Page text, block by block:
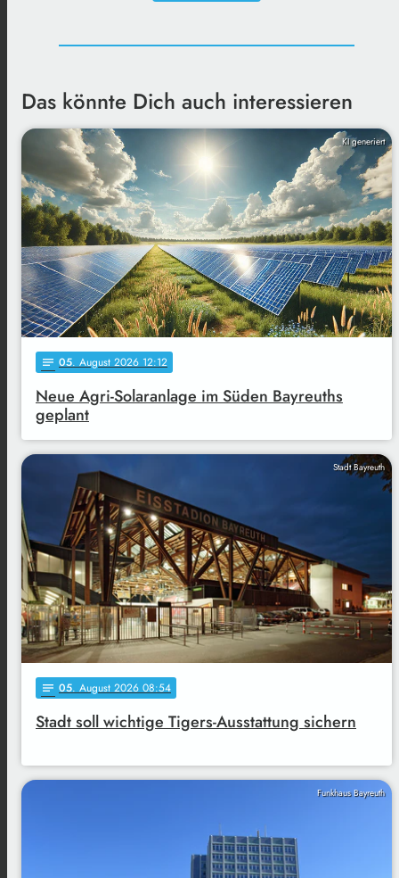
Das könnte Dich auch interessieren
KI generiert
notes 05. August 2026 12:12
Neue Agri-Solaranlage im Süden Bayreuths
geplant
Stadt Bayreuth
notes 05. August 2026 08:54
Stadt soll wichtige Tigers-Ausstattung sichern
Funkhaus Bayreuth